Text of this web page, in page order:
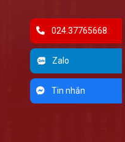
024.37765668
Zalo
Tin nhắn